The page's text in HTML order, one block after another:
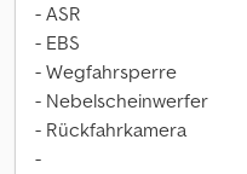
- ASR
- EBS
- Wegfahrsperre
- Nebelscheinwerfer
- Rückfahrkamera
-